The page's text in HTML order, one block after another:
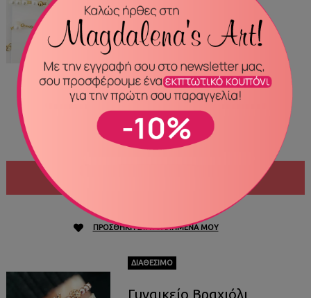
Μαργαριτάρι
25,00€
ΚΩΔΙΚΌΣ ΠΡΟΪΌΝΤΟΣ
ΔΙΑΘΕΣΙΜΌΤΗΤΑ
BS20
Περιγραφή: - Σετ δύο &ch..
ΠΡΟΣΘΉΚΗ ΣΤΑ ΑΓΑΠΗΜΈΝΑ ΜΟΥ
ΔΙΑΘΈΣΙΜΟ
Γυναικείο Βραχιόλι